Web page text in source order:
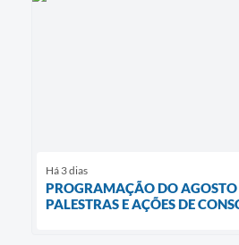
Há 3 dias
PROGRAMAÇÃO DO AGOSTO
PALESTRAS E AÇÕES DE